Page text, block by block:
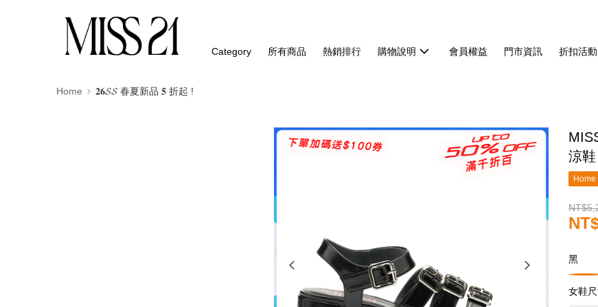
Category 所有商品 熱銷排行 購物說明 會員權益 門市資訊 折扣活動
Home 𝟐𝟔𝓢𝓢 春夏新品 𝟓 折起 !
涼
黑
女鞋